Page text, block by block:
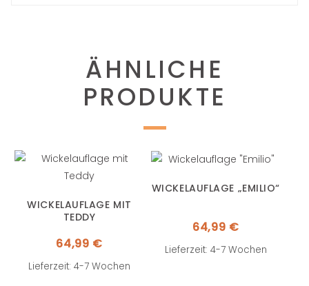
ÄHNLICHE
PRODUKTE
WICKELAUFLAGE MIT
TEDDY
64,99 €
Lieferzeit: 4-7 Wochen
WICKELAUFLAGE „EMILIO“
64,99 €
Lieferzeit: 4-7 Wochen